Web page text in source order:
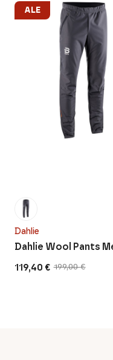
Dahlie
ALE
199,00€
Alkuperäinen
119,40 €
Nykyinen
Dahlie Wool Pants